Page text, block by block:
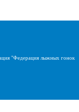
"Федерация лыжных гонок